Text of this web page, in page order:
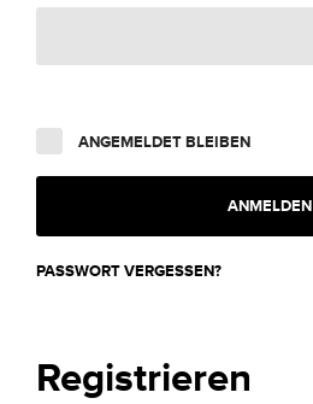
ANGEMELDET BLEIBEN
ANMELDEN
PASSWORT VERGESSEN?
Registrieren